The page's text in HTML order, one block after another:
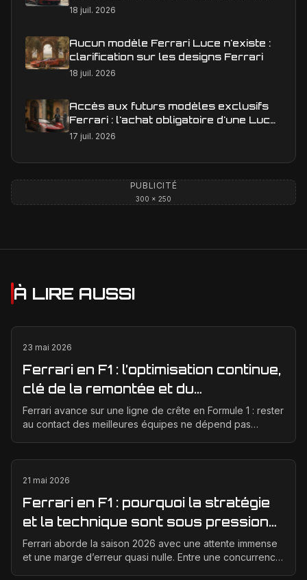
en Europe
18 juil. 2026
Aucun modèle Ferrari Luce n'existe :
clarification sur les designs Ferrari
18 juil. 2026
Accès aux futurs modèles exclusifs
Ferrari : l'achat obligatoire d'une Luce
est-il une réalité ?
17 juil. 2026
PUBLICITÉ
300 × 250
À LIRE AUSSI
23 mai 2026
Ferrari en F1 : l’optimisation continue,
clé de la remontée et du
développement moteur
Ferrari avance sur une ligne de crête en Formule 1 : rester
au contact des meilleures équipes ne dépend pas
21 mai 2026
Ferrari en F1 : pourquoi la stratégie
et la technique sont sous pression
en 2026
Ferrari aborde la saison 2026 avec une attente immense
et une marge d’erreur quasi nulle. Entre une concurrence